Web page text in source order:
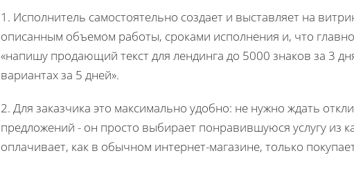
1. Исполнитель самостоятельно создает и выставляет на
описанным объемом работы, сроками исполнения и, что
«напишу продающий текст для лендинга до 5000 знаков за 3
вариантах за 5 дней».
2. Для заказчика это максимально удобно: не нужно ждать
предложений - он просто выбирает понравившуюся услугу из
оплачивает, как в обычном интернет-магазине, только